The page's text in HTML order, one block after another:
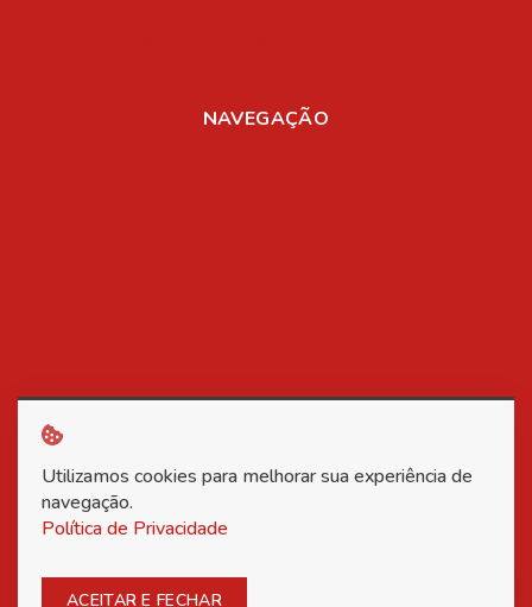
NAVEGAÇÃO
Política de Privacidade
Copyright © 2026 Associação Nacional dos Inventores -
Todos os direitos reservados.
Utilizamos cookies para melhorar sua experiência de
navegação.
Política de Privacidade
ACEITAR E FECHAR